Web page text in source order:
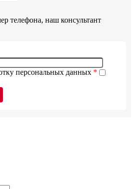
телефона, наш консультант
персональных данных *